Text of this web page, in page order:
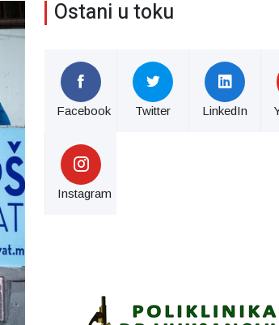
Ostani u toku
Facebook Twitter LinkedIn
Instagram